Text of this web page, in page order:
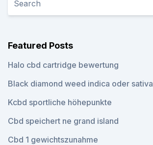
Featured Posts
Halo cbd cartridge bewertung
Black diamond weed indica oder sativa
Kcbd sportliche höhepunkte
Cbd speichert ne grand island
Cbd 1 gewichtszunahme